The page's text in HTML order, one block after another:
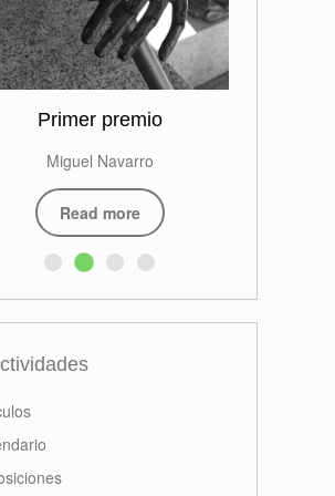
Primer premio
Miguel Navarro
Read more